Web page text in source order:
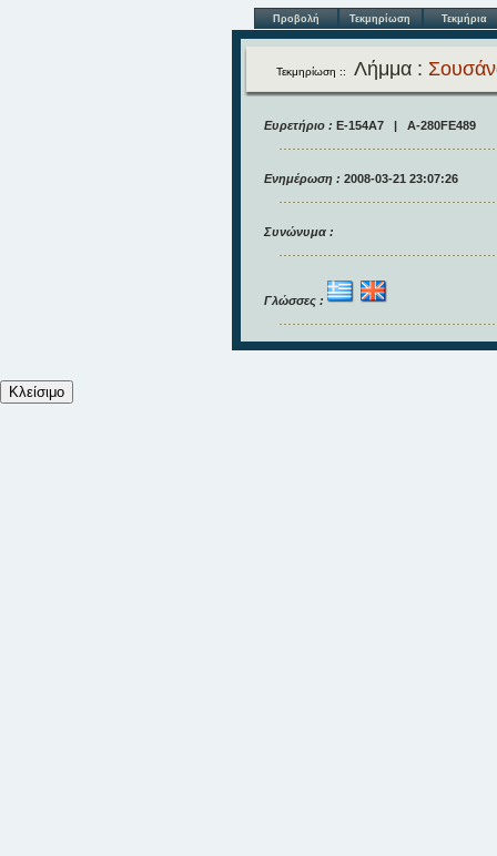
Προβολή Τεκμηρίωση Τεκμήρια
Τεκμηρίωση :: Λήμμα :
Ευρετήριο : E-154A7 | A-280FE489
Ενημέρωση : 2008-03-21 23:07:26
Συνώνυμα :
Γλώσσες :